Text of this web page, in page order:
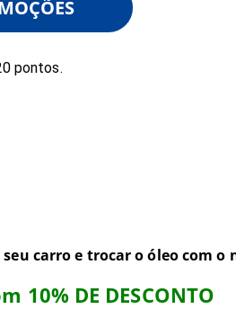
pontos.
carro e trocar o óleo com o
10% DE DESCONTO